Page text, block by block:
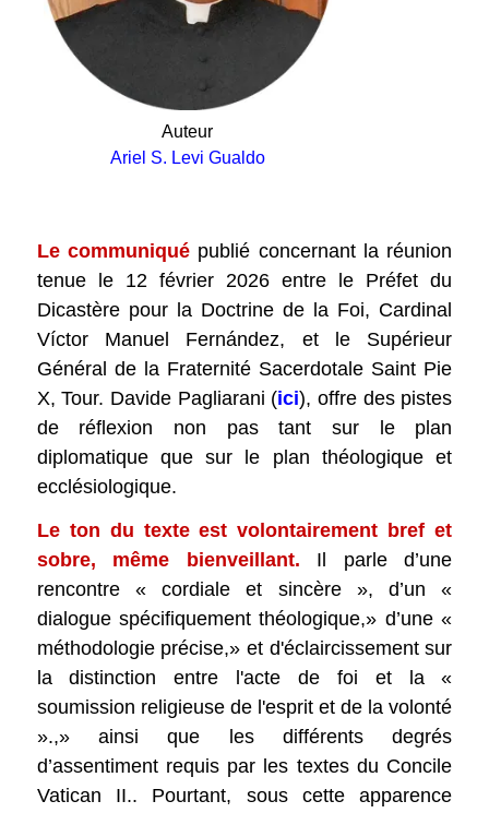
Auteur
Ariel S. Levi Gualdo
Le communiquépublié concernant la réunion
tenue le 12 février 2026 entre le Préfet du
Dicastère pour la Doctrine de la Foi, Cardinal
Víctor Manuel Fernández, et le Supérieur
Général de la Fraternité Sacerdotale Saint Pie
X, Tour. Davide Pagliarani (ici), offre des pistes
de réflexion non pas tant sur le plan
diplomatique que sur le plan théologique et
ecclésiologique.
Le ton du texte est volontairement bref et
sobre, même bienveillant. Il parle d’une
rencontre « cordiale et sincère », d’un «
dialogue spécifiquement théologique,» d’une «
méthodologie précise,» et d'éclaircissement sur
la distinction entre l'acte de foi et la «
soumission religieuse de l'esprit et de la volonté
».,» ainsi que les différents degrés
d’assentiment requis par les textes du Concile
Vatican II.. Pourtant, sous cette apparence